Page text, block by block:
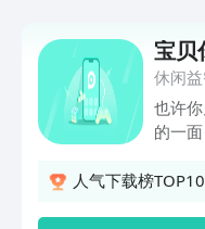
线领取到工资，九游
台。
宝贝
休闲
也许
的一
事实
人气下载榜